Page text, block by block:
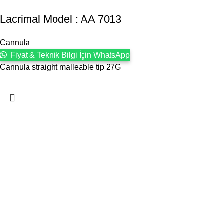
Lacrimal Model : AA 7013
Cannula
Fiyat & Teknik Bilgi İçin WhatsApp
Cannula straight malleable tip 27G